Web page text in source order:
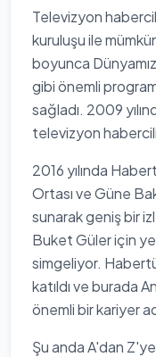
Televizyon
kuruluşu ile
boyunca
gibi önemli
sağladı. 2009
televizyon
2016 yılında
Ortası ve Güne
sunarak geniş bir
Buket Güler için
simgeliyor.
katıldı ve burada
önemli bir kariyer
Şu anda A'dan